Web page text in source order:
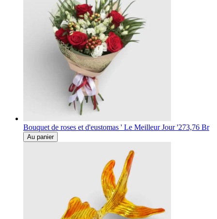
Bouquet de roses et d'eustomas ' Le Meilleur Jour '273,76 Br
Au panier